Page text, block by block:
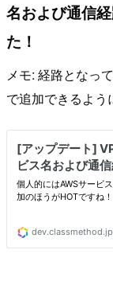
名および通信
た！
メモ: 経路となっ
で追加できるよう